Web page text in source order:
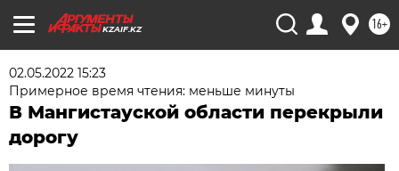
KZAIF.KZ 16+
02.05.2022 15:23
Примерное время чтения: меньше минуты
В Мангистауской области перекрыли
дорогу